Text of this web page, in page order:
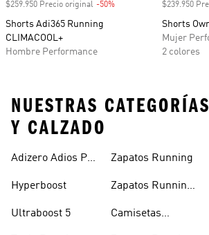
$259.950 Precio original -50%
Shorts Adi365 Running
CLIMACOOL+
Hombre Performance
$239.950
Shorts
Mujer
2 colores
NUESTRAS
Y CALZADO
Adizero Adios Pro
Hyperboost
Ultraboost 5
Zapatos Running
Zapatos Running
Camisetas